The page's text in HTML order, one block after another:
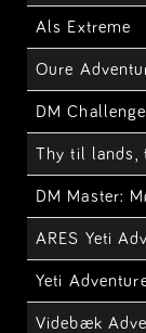
Als Extreme
Oure
DM
Thy til lands,
DM Master:
ARES Yeti
Yeti
Videbæk